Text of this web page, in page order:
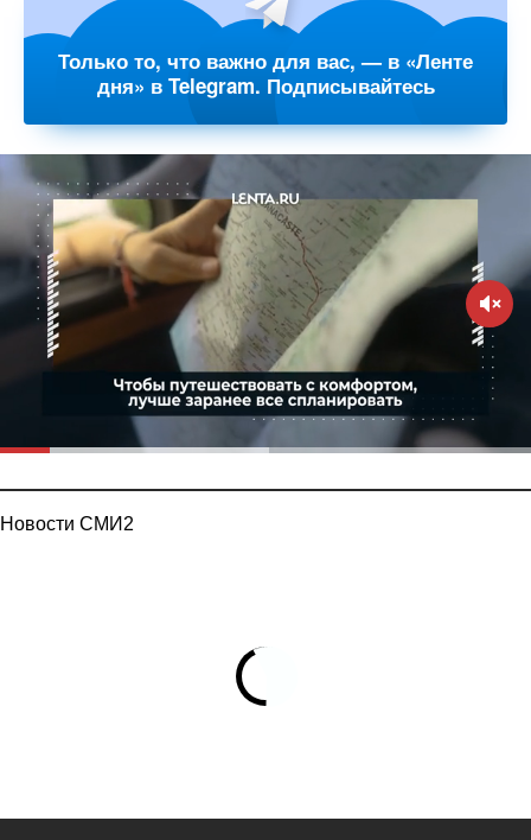
Только то, что важно для вас, — в «Ленте
дня» в Telegram. Подписывайтесь
Новости СМИ2